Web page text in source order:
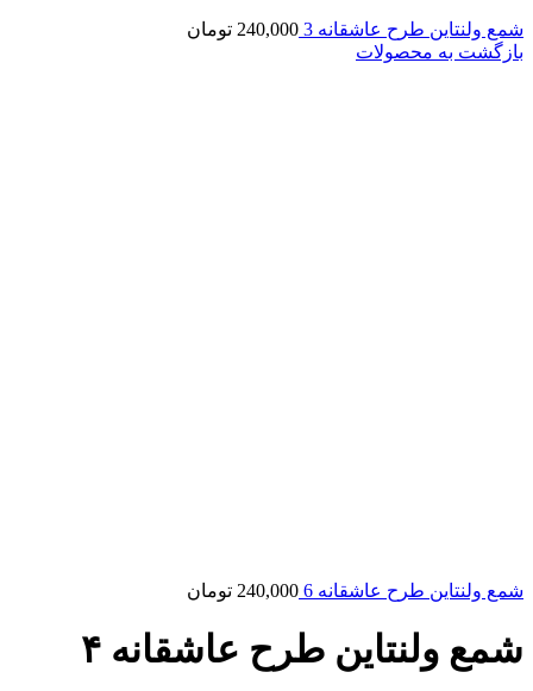
شمع ولنتاین طرح عاشقانه 3 240,000 تومان
بازگشت به محصولات
شمع ولنتاین طرح عاشقانه 6 240,000 تومان
شمع ولنتاین طرح عاشقانه ۴